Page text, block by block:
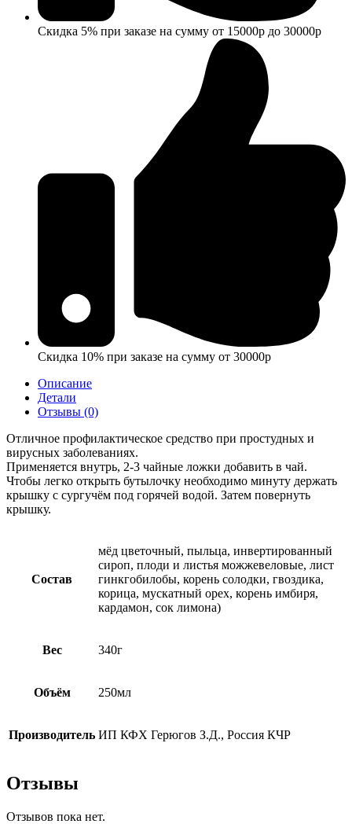
Скидка 5% при заказе на сумму от 15000р до 30000р
Скидка 10% при заказе на сумму от 30000р
Описание
Детали
Отзывы (0)
Отличное профилактическое средство при простудных и
вирусных заболеваниях.
Применяется внутрь, 2-3 чайные ложки добавить в чай.
Чтобы легко открыть бутылочку необходимо минуту держать
крышку с сургучём под горячей водой. Затем повернуть
крышку.
Состав
мёд цветочный, пыльца, инвертированный
сироп, плоди и листья можжевеловые, лист
гинкгобилобы, корень солодки, гвоздика,
корица, мускатный орех, корень имбиря,
кардамон, сок лимона)
Вес 340г
Объём 250мл
Производитель ИП КФХ Герюгов З.Д., Россия КЧР
Отзывы
Отзывов пока нет.